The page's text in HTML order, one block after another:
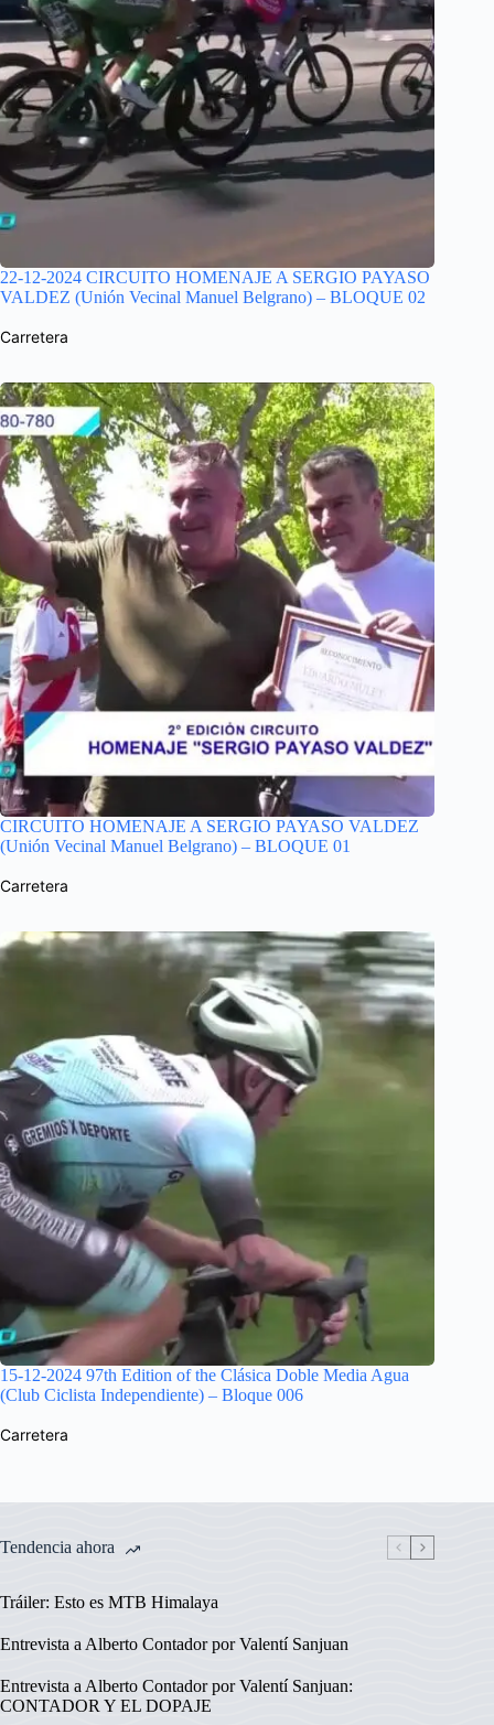
22-12-2024 CIRCUITO HOMENAJE A SERGIO PAYASO
VALDEZ (Unión Vecinal Manuel Belgrano) – BLOQUE 02
Carretera
CIRCUITO HOMENAJE A SERGIO PAYASO VALDEZ
(Unión Vecinal Manuel Belgrano) – BLOQUE 01
Carretera
15-12-2024 97th Edition of the Clásica Doble Media Agua
(Club Ciclista Independiente) – Bloque 006
Carretera
Tendencia ahora
Tráiler: Esto es MTB Himalaya
Entrevista a Alberto Contador por Valentí Sanjuan
Entrevista a Alberto Contador por Valentí Sanjuan:
CONTADOR Y EL DOPAJE